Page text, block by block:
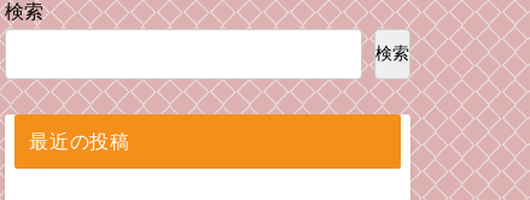
検索
検索
最近の投稿